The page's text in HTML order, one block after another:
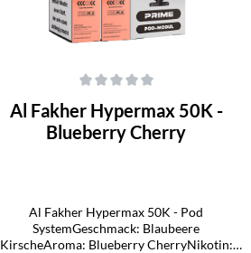
Al Fakher Hypermax 50K -
Blueberry Cherry
Al Fakher Hypermax 50K - Pod
SystemGeschmack: Blaubeere
KirscheAroma: Blueberry CherryNikotin: